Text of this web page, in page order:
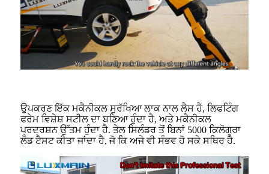
ਉਪਕਰਣ ਇੱਕ ਮਕੈਨੀਕਲ ਸੁਰੱਖਿਆ ਲਾਕ ਨਾਲ ਲੈਸ ਹੈ, ਲਿਫਟਿੰਗ
ਫਰੇਮ ਵਿਸ਼ੇਸ਼ ਸਟੀਲ ਦਾ ਬਣਿਆ ਹੁੰਦਾ ਹੈ, ਅਤੇ ਮਕੈਨੀਕਲ
ਪ੍ਰਦਰਸ਼ਨ ਉੱਤਮ ਹੁੰਦਾ ਹੈ. ਤੇਲ ਸਿਲੰਡਰ ਤੋਂ ਬਿਨਾਂ 5000 ਕਿਲੋਗ੍ਰਾ
ਲੋਡ ਟੈਸਟ ਕੀਤਾ ਜਾਂਦਾ ਹੈ, ਜੋ ਕਿ ਅਜੇ ਵੀ ਸੰਭਵ ਹੋ ਸਕੇ ਸਥਿਰ ਹੈ.